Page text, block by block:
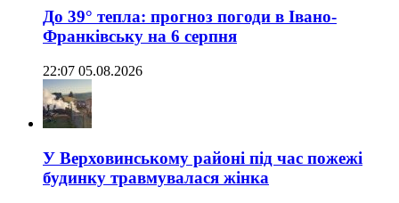
До 39° тепла: прогноз погоди в Івано-
Франківську на 6 серпня
22:07 05.08.2026
У Верховинському районі під час пожежі
будинку травмувалася жінка